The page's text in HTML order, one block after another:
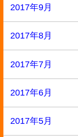
2015年12月
2015年11月
2015年10月
2015年9月
2015年7月